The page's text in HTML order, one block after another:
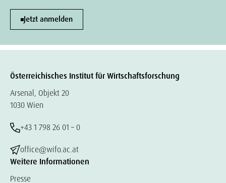
Jetzt anmelden
Österreichisches Institut für Wirtschaftsforschung
Arsenal, Objekt 20
1030 Wien
+43 1 798 26 01 – 0
office@wifo.ac.at
Weitere Informationen
Presse